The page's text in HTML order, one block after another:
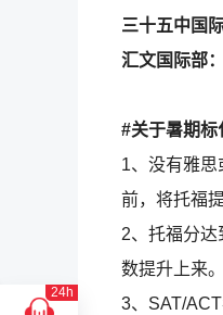
三十五中国际
汇文国际部：
#关于暑期标
1、没有雅
前，将托福
2、托福分
数提升上来。
3、SAT/
24h